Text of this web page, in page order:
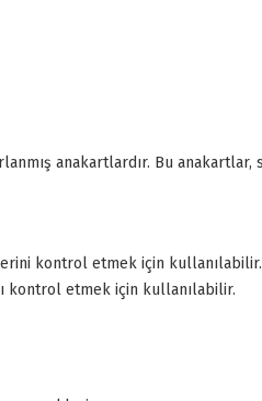
anakartlardır. Bu anakartlar,
kontrol etmek için kullanılabilir.
kontrol etmek için kullanılabilir.